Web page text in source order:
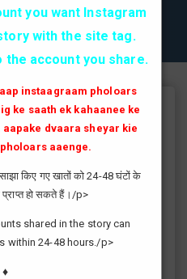
SATIN AL ✔✔✔
kasmak eskisi kadar zor değil
da kolaylaşmıştır.instagram
bir çok kişi meslek
yüksek seviyelere
you want Instagram
with the site tag.
account you share.
instaagraam pholoars
ke saath ek kahaanee ke
dvaara sheyar kie
aaenge.
किए गए खातों को 24-48 घंटों के
प्राप्त हो सकते हैं।/p>
shared in the story can
within 24-48 hours./p>
♦